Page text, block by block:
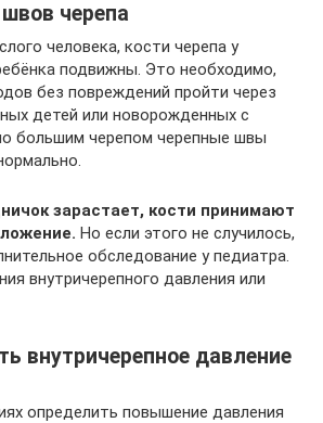
черепа
человека, кости черепа у
подвижны. Это необходимо,
без повреждений пройти через
детей или новорожденных с
большим черепом черепные швы
зарастает, кости принимают
Но если этого не случилось,
обследование у педиатра.
внутричерепного давления или
внутричерепное давление
определить повышение давления